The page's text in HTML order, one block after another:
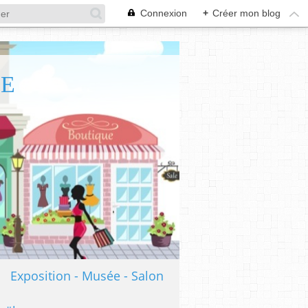
Connexion + Créer mon blog
Exposition - Musée - Salon